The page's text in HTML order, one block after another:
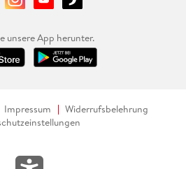
unsere App herunter.
Impressum
Widerrufsbelehrung